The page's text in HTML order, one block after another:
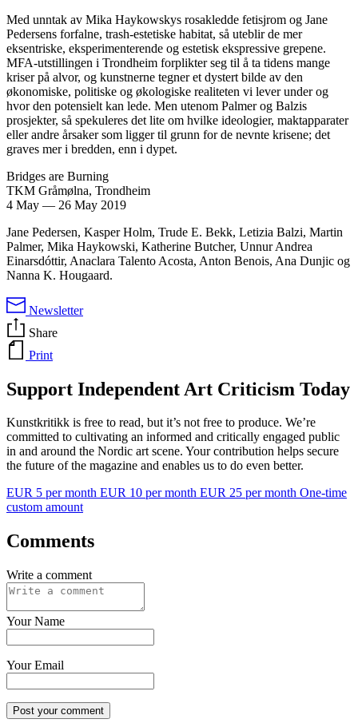
Med unntak av Mika Haykowskys rosakledde fetisjrom og Jane
Pedersens forfalne, trash-estetiske habitat, så uteblir de mer
eksentriske, eksperimenterende og estetisk ekspressive grepene.
MFA-utstillingen i Trondheim forplikter seg til å ta tidens mange
kriser på alvor, og kunstnerne tegner et dystert bilde av den
økonomiske, politiske og økologiske realiteten vi lever under og
hvor den potensielt kan lede. Men utenom Palmer og Balzis
prosjekter, så spekuleres det lite om hvilke ideologier, maktapparater
eller andre årsaker som ligger til grunn for de nevnte krisene; det
graves mer i bredden, enn i dypet.
Bridges are Burning
TKM Gråmølna, Trondheim
4 May — 26 May 2019
Jane Pedersen, Kasper Holm, Trude E. Bekk, Letizia Balzi, Martin
Palmer, Mika Haykowski, Katherine Butcher, Unnur Andrea
Einarsdóttir, Anaclara Talento Acosta, Anton Benois, Ana Dunjic og
Nanna K. Hougaard.
Newsletter
Share
Print
Support Independent Art Criticism Today
Kunstkritikk is free to read, but it’s not free to produce. We’re
committed to cultivating an informed and critically engaged public
in and around the Nordic art scene. Your contribution helps secure
the future of the magazine and enables us to do even better.
EUR 5 per month EUR 10 per month EUR 25 per month One-time
custom amount
Comments
Write a comment
Your Name
Your Email
Post your comment